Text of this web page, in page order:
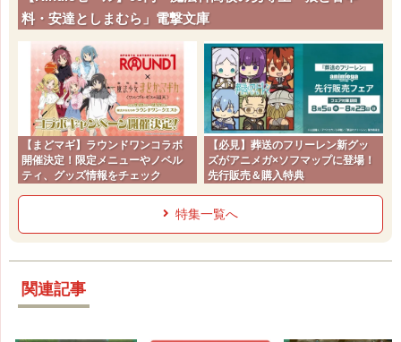
料・安達としまむら」電撃文庫
【まどマギ】ラウンドワンコラボ
開催決定！限定メニューやノベル
ティ、グッズ情報をチェック
【必見】葬送のフリーレン新グッ
ズがアニメガ×ソフマップに登場！
先行販売＆購入特典
特集一覧へ
関連記事